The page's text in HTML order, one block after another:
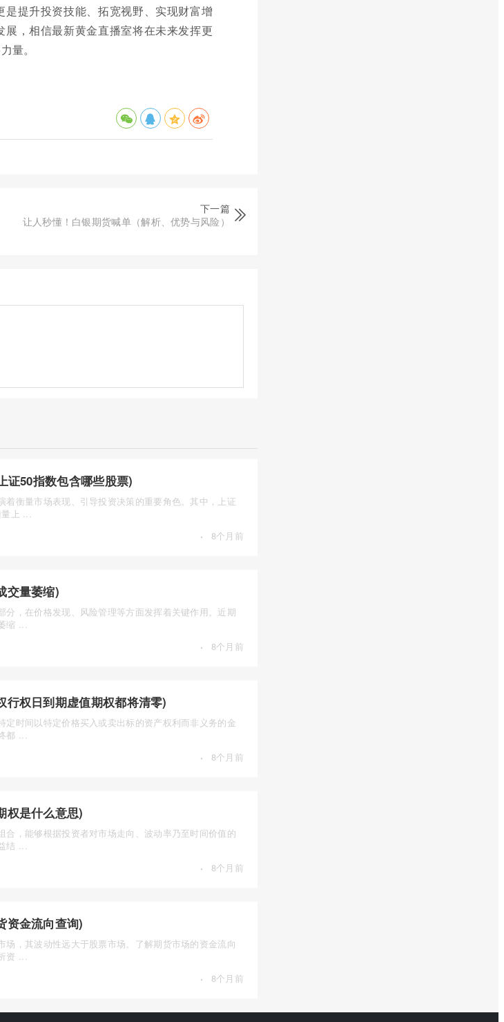
提升投资技能、拓宽视野、实现财富增
，相信最新黄金直播室将在未来发挥更
量。
下一篇
让人秒懂！白银期货喊单（解析、优势与风险）
证50指数包含哪些股票)
着衡量市场表现、引导投资决策的重要角色。其中，上证
上 ...
· 8个月前
交量萎缩)
分，在价格发现、风险管理等方面发挥着关键作用。近期
...
· 8个月前
行权日到期虚值期权都将清零)
定时间以特定价格买入或卖出标的资产权利而非义务的金
...
· 8个月前
权是什么意思)
合，能够根据投资者对市场走向、波动率乃至时间价值的
...
· 8个月前
资金流向查询)
场，其波动性远大于股票市场。了解期货市场的资金流向
...
· 8个月前